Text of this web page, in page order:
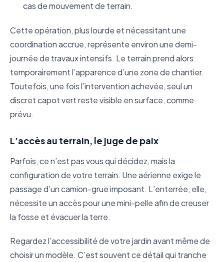
cas de mouvement de terrain.
Cette opération, plus lourde et nécessitant une
coordination accrue, représente environ une demi-
journée de travaux intensifs. Le terrain prend alors
temporairement l’apparence d’une zone de chantier.
Toutefois, une fois l’intervention achevée, seul un
discret capot vert reste visible en surface, comme
prévu.
L’accès au terrain, le juge de paix
Parfois, ce n’est pas vous qui décidez, mais la
configuration de votre terrain. Une aérienne exige le
passage d’un camion-grue imposant. L’enterrée, elle,
nécessite un accès pour une mini-pelle afin de creuser
la fosse et évacuer la terre.
Regardez l’accessibilité de votre jardin avant même de
choisir un modèle. C’est souvent ce détail qui tranche